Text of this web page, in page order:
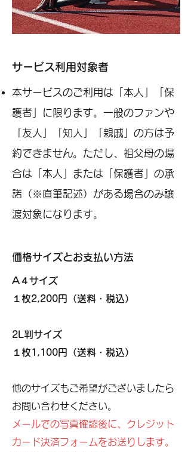
サービス利用対象者
本サービスのご利用は「本人」「保
護者」に限ります。一般のファンや
「友人」「知人」「親戚」の方は予
約できません。ただし、祖父母の場
合は「本人」または「保護者」の承
諾（※直筆記述）がある場合のみ譲
渡対象になります。
価格サイズとお支払い方法
A４サイズ
１枚2,200円（送料・税込）
2L判サイズ
１枚1,100円（送料・税込）
他のサイズもご希望がございましたら
お問い合わせください。
メールでの写真確認後に、クレジット
カード決済フォームをお送りします。